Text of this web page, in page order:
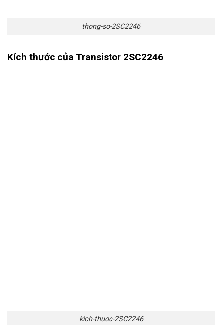
thong-so-2SC2246
Kích thước của Transistor 2SC2246
kich-thuoc-2SC2246